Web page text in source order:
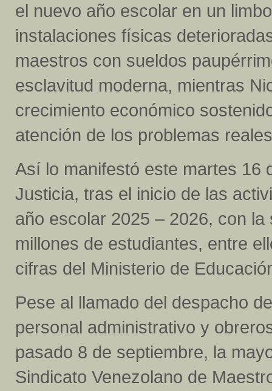
el nuevo año escolar en un
instalaciones físicas
maestros con sueldos
esclavitud moderna, mientras
crecimiento económico
atención de los problemas
Así lo manifestó este martes 16
Justicia, tras el inicio de las
año escolar 2025 – 2026, con
millones de estudiantes, entre
cifras del Ministerio de
Pese al llamado del despacho
personal administrativo y
pasado 8 de septiembre, la
Sindicato Venezolano de